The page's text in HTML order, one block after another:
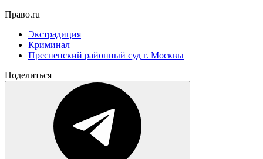
Право.ru
Экстрадиция
Криминал
Пресненский районный суд г. Москвы
Поделиться